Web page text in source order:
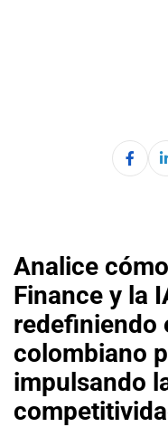
Analice
Finance y la
redefiniendo
colombiano
impulsando